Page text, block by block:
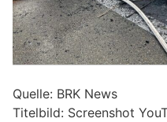
Quelle: BRK News
Titelbild: Screenshot